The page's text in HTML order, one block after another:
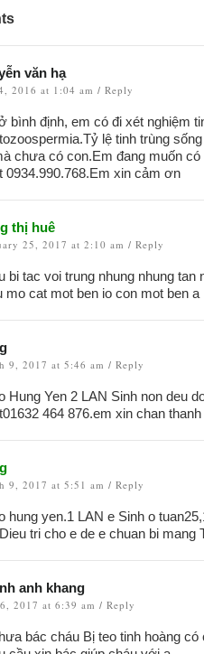
văn hạ
2016 at 1:04 am / Reply
bình định, em có đi xét nghiệm
lệ tinh trùng
chưa có con.Em đang muốn
0934.990.768.Em xin cảm ơn
thị huê
25, 2017 at 2:10 am / Reply
bi tac voi trung nhung nhung tan
mo cat mot ben io con mot ben a
9, 2017 at 5:46 am / Reply
Hung Yen 2 LAN Sinh non deu
464 876.em xin chan
9, 2017 at 5:51 am / Reply
hung yen.1 LAN e Sinh o
tri cho e de e chuan bi mang
anh khang
2017 at 6:39 am / Reply
bác cháu Bị teo tinh hoàng